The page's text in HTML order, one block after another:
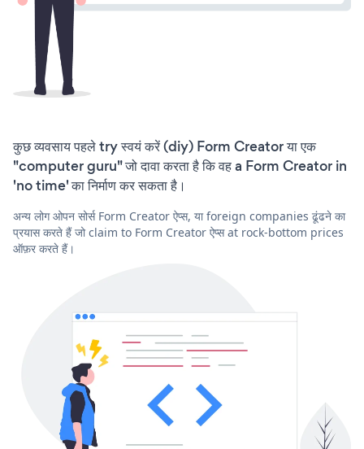
कुछ व्यवसाय पहले try स्वयं करें (diy) Form Creator या एक
"computer guru" जो दावा करता है कि वह a Form Creator in
'no time' का निर्माण कर सकता है।
अन्य लोग ओपन सोर्स Form Creator ऐप्स, या foreign companies ढूंढने का
प्रयास करते हैं जो claim to Form Creator ऐप्स at rock-bottom prices
ऑफ़र करते हैं।